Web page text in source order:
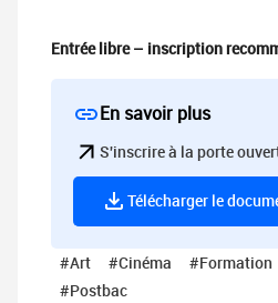
Entrée libre – inscription
En savoir plus
S'inscrire à la porte
Télécharger le
#Art #Cinéma #Formation
#Postbac